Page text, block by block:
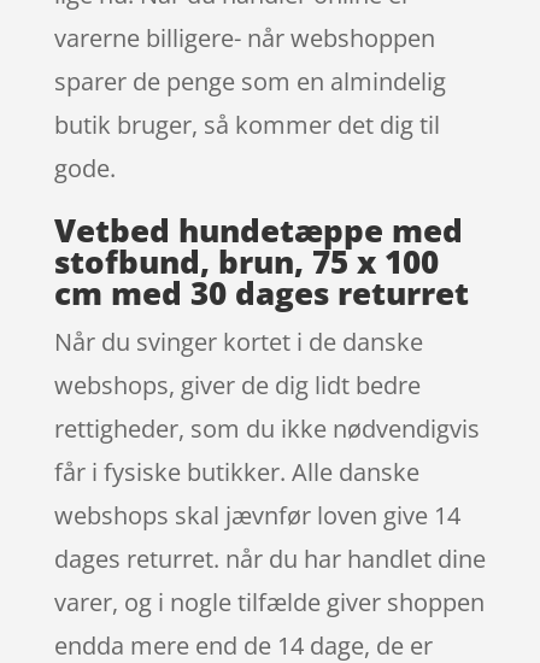
varerne billigere- når webshoppen
sparer de penge som en almindelig
butik bruger, så kommer det dig til
gode.
Vetbed hundetæppe med
stofbund, brun, 75 x 100
cm med 30 dages returret
Når du svinger kortet i de danske
webshops, giver de dig lidt bedre
rettigheder, som du ikke nødvendigvis
får i fysiske butikker. Alle danske
webshops skal jævnfør loven give 14
dages returret. når du har handlet dine
varer, og i nogle tilfælde giver shoppen
endda mere end de 14 dage, de er